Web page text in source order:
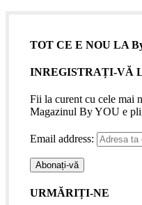
TOT CE E NOU LA
INREGISTRAȚI-VĂ
Fii la curent cu cele mai
Magazinul By YOU e
Email address:
URMĂRIȚI-NE